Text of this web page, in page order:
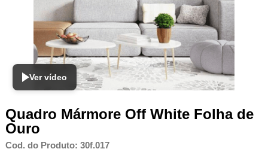
Ver vídeo
Quadro Mármore Off White Folha de
Ouro
Cod. do Produto: 30f.017